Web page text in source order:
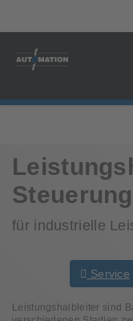
für industrielle
Service
Leistungshalbleiter sind